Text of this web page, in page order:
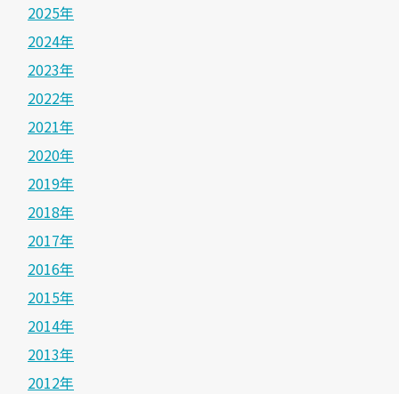
2025年
2024年
2023年
2022年
2021年
2020年
2019年
2018年
2017年
2016年
2015年
2014年
2013年
2012年